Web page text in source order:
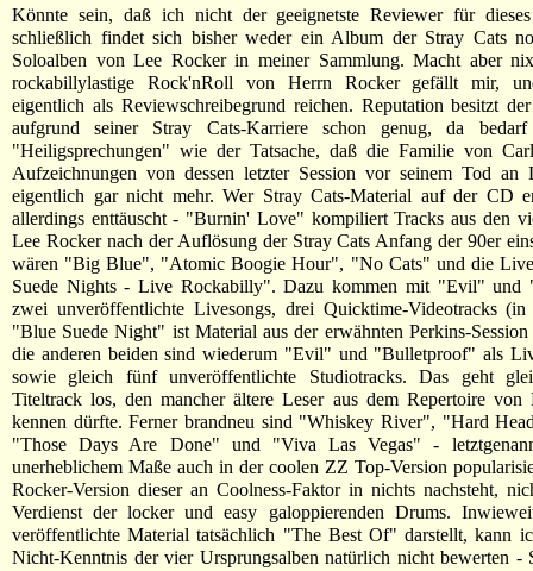
Könnte sein, daß ich nicht der geeignetste Reviewer für
schließlich findet sich bisher weder ein Album der Stray Cats
Soloalben von Lee Rocker in meiner Sammlung. Macht aber
rockabillylastige Rock'nRoll von Herrn Rocker gefällt mir,
eigentlich als Reviewschreibegrund reichen. Reputation besitzt
aufgrund seiner Stray Cats-Karriere schon genug, da
"Heiligsprechungen" wie der Tatsache, daß die Familie von
Aufzeichnungen von dessen letzter Session vor seinem Tod an
eigentlich gar nicht mehr. Wer Stray Cats-Material auf der CD
allerdings enttäuscht - "Burnin' Love" kompiliert Tracks aus den
Lee Rocker nach der Auflösung der Stray Cats Anfang der 90er
wären "Big Blue", "Atomic Boogie Hour", "No Cats" und die
Suede Nights - Live Rockabilly". Dazu kommen mit "Evil" und
zwei unveröffentlichte Livesongs, drei Quicktime-Videotracks
"Blue Suede Night" ist Material aus der erwähnten Perkins-Session
die anderen beiden sind wiederum "Evil" und "Bulletproof" als
sowie gleich fünf unveröffentlichte Studiotracks. Das geht
Titeltrack los, den mancher ältere Leser aus dem Repertoire von
kennen dürfte. Ferner brandneu sind "Whiskey River", "Hard
"Those Days Are Done" und "Viva Las Vegas" -
unerheblichem Maße auch in der coolen ZZ Top-Version
Rocker-Version dieser an Coolness-Faktor in nichts nachsteht,
Verdienst der locker und easy galoppierenden Drums.
veröffentlichte Material tatsächlich "The Best Of" darstellt, kann
Nicht-Kenntnis der vier Ursprungsalben natürlich nicht bewerten -